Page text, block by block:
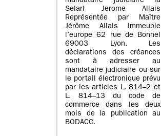
Selarl Jerome Allais
Représentée par Maître
Jérôme Allais immeuble
l’europe 62 rue de Bonnel
69003 Lyon. Les
déclarations des créances
sont à adresser au
mandataire judiciaire ou sur
le portail électronique prévu
par les articles L. 814–2 et
L. 814–13 du code de
commerce dans les deux
mois de la publication au
BODACC.